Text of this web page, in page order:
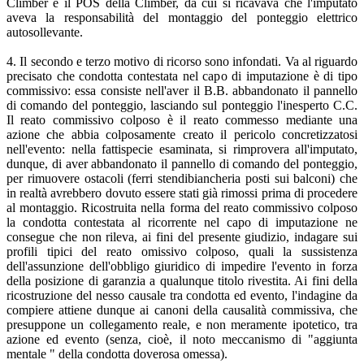
aveva la responsabilità del montaggio del ponteggio elettrico
autosollevante.
4. Il secondo e terzo motivo di ricorso sono infondati. Va al riguardo
precisato che condotta contestata nel capo di imputazione è di tipo
commissivo: essa consiste nell'aver il B.B. abbandonato il pannello
di comando del ponteggio, lasciando sul ponteggio l'inesperto C.C.
Il reato commissivo colposo è il reato commesso mediante una
azione che abbia colposamente creato il pericolo concretizzatosi
nell'evento: nella fattispecie esaminata, si rimprovera all'imputato,
dunque, di aver abbandonato il pannello di comando del ponteggio,
per rimuovere ostacoli (ferri stendibiancheria posti sui balconi) che
in realtà avrebbero dovuto essere stati già rimossi prima di procedere
al montaggio. Ricostruita nella forma del reato commissivo colposo
la condotta contestata al ricorrente nel capo di imputazione ne
consegue che non rileva, ai fini del presente giudizio, indagare sui
profili tipici del reato omissivo colposo, quali la sussistenza
dell'assunzione dell'obbligo giuridico di impedire l'evento in forza
della posizione di garanzia a qualunque titolo rivestita. Ai fini della
ricostruzione del nesso causale tra condotta ed evento, l'indagine da
compiere attiene dunque ai canoni della causalità commissiva, che
presuppone un collegamento reale, e non meramente ipotetico, tra
azione ed evento (senza, cioè, il noto meccanismo di "aggiunta
mentale " della condotta doverosa omessa).